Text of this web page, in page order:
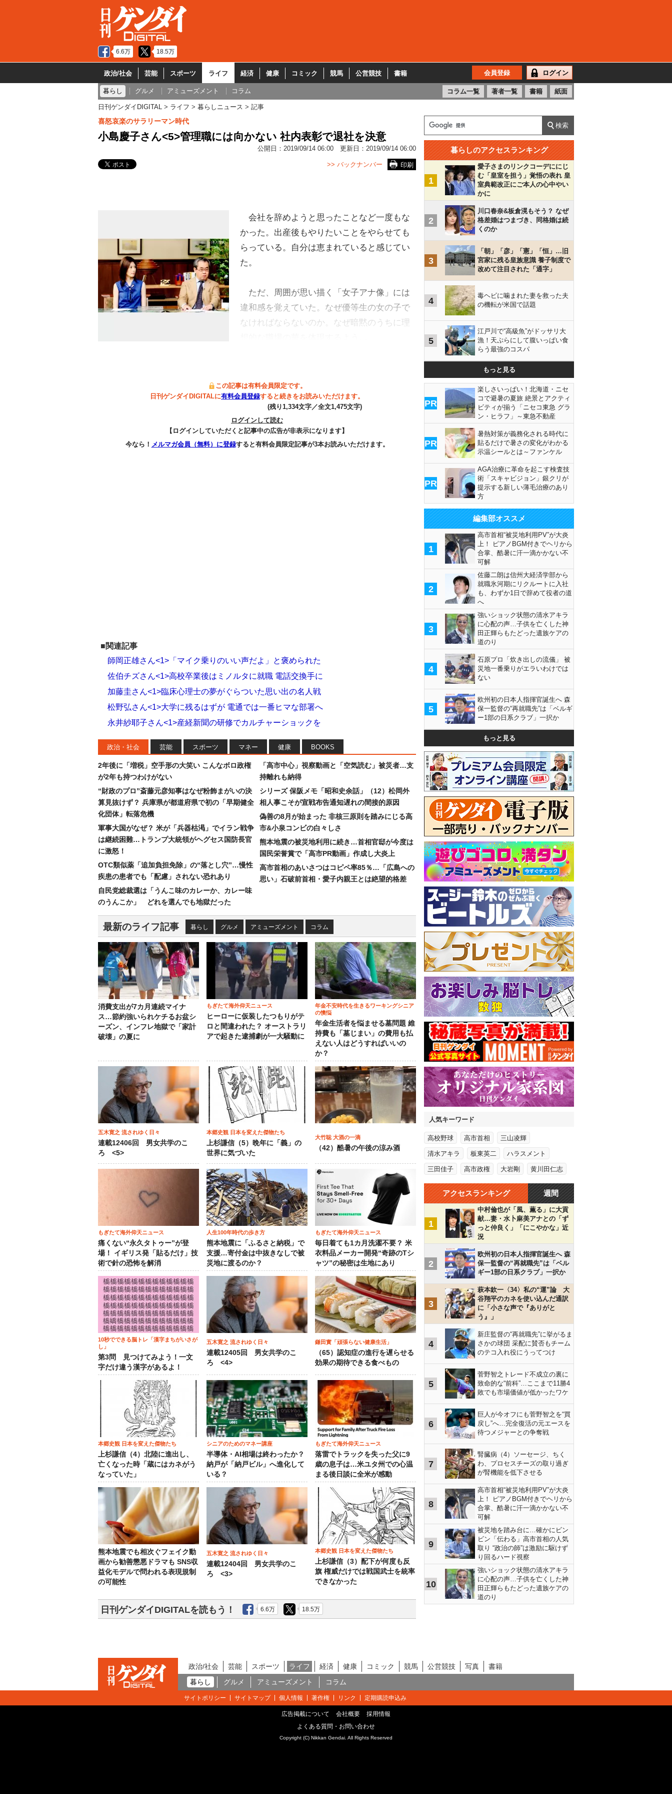
6.6万 18.5万
政治/社会 芸能 スポーツ ライフ 経済 健康 コミック 競馬 公営競技 書籍 会員登録 ログイン
暮らし グルメ アミューズメント コラム コラム一覧 著者一覧 書籍 紙面
日刊ゲンダイDIGITAL ライフ 暮らしニュース 記事
喜怒哀楽のサラリーマン時代
小島慶子さん<5>管理職には向かない 社内表彰で退社を決意
公開日： 2019/09/14 06:00 更新日： 2019/09/14 06:00
印刷
>> バックナンバー
会社を辞めようと思ったことなど一度もな
かった。出産後もやりたいことをやらせても
らっている。自分は恵まれていると感じてい
た。
ただ、周囲が思い描く「女子アナ像」には
違和感を覚えていた。なぜ優等生の女の子で
なければならないのか。なぜ暗黙のうちに理
この記事は有料会員限定です。
日刊ゲンダイDIGITALに有料会員登録すると続きをお読みいただけます。
(残り1,334文字／全文1,475文字)
ログインして読む
【ログインしていただくと記事中の広告が非表示になります】
今なら！ メルマガ会員（無料）に登録すると有料会員限定記事が3本お読みいただけます。
■関連記事
師岡正雄さん<1>「マイク乗りのいい声だよ」と褒められた
佐伯チズさん<1>高校卒業後はミノルタに就職 電話交換手に
加藤圭さん<1>臨床心理士の夢がぐらついた思い出の名人戦
松野弘さん<1>大学に残るはずが 電通では一番ヒマな部署へ
永井紗耶子さん<1>産経新聞の研修でカルチャーショックを
政治・社会 芸能 スポーツ マネー 健康 BOOKS
2年後に「増税」空手形の大笑い こんなボロ政権
が2年も持つわけがない
“財政のプロ”斎藤元彦知事はなぜ粉飾まがいの決
算見抜けず？ 兵庫県が都道府県で初の「早期健全
化団体」転落危機
軍事大国がなぜ？ 米が「兵器枯渇」でイラン戦争
は継続困難…トランプ大統領がヘグセス国防長官
に激怒！
OTC類似薬「追加負担免除」の“落とし穴”…慢性
疾患の患者でも「配慮」されない恐れあり
自民党総裁選は「うんこ味のカレーか、カレー味
のうんこか」 どれを選んでも地獄だった
「高市中心」視察動画と「空気読む」被災者…支
持離れも納得
シリーズ 保阪メモ「昭和史余話」（12）松岡外
相人事こそが宣戦布告通知遅れの間接的原因
偽善の8月が始まった 非核三原則を踏みにじる高
市&小泉コンビの白々しさ
熊本地震の被災地利用に続き…首相官邸が今度は
国民栄誉賞で「高市PR動画」作成し大炎上
高市首相のあいさつはコピペ率85％…「広島への
思い」石破前首相・愛子内親王とは絶望的格差
最新のライフ記事 暮らし グルメ アミューズメント コラム
消費支出が7カ月連続マイナ
ス…節約強いられケチるお盆シ
ーズン、インフレ地獄で「家計
破壊」の夏に
もぎたて海外仰天ニュース
ヒーローに仮装したつもりがテ
ロと間違われた？ オーストラリ
アで起きた逮捕劇が一大騒動に
年金不安時代を生きるワーキングシニア
の懊悩
年金生活者を悩ませる墓問題 維
持費も「墓じまい」の費用も払
えない人はどうすればいいの
か？
五木寛之 流されゆく日々
連載12406回 男女共学のこ
ろ <5>
本郷史観 日本を変えた傑物たち
上杉謙信（5）晩年に「義」の
世界に気づいた
大竹聡 大酒の一滴
（42）酷暑の午後の涼み酒
もぎたて海外仰天ニュース
痛くない“永久タトゥー”が登
場！ イギリス発「貼るだけ」技
術で針の恐怖を解消
人生100年時代の歩き方
熊本地震に「ふるさと納税」で
支援…寄付金は中抜きなしで被
災地に渡るのか？
もぎたて海外仰天ニュース
毎日着ても1カ月洗濯不要？ 米
衣料品メーカー開発“奇跡のTシ
ャツ”の秘密は生地にあり
10秒でできる脳トレ「漢字まちがいさが
し」
第3問 見つけてみよう！一文
字だけ違う漢字があるよ！
五木寛之 流されゆく日々
連載12405回 男女共学のこ
ろ <4>
鎌田實「頑張らない健康生活」
（65）認知症の進行を遅らせる
効果の期待できる食べもの
本郷史観 日本を変えた傑物たち
上杉謙信（4）北陸に進出し、
亡くなった時「蔵にはカネがう
なっていた」
シニアのためのマネー講座
半導体・AI相場は終わったか？
納戸が「納戸ビル」へ進化して
いる？
もぎたて海外仰天ニュース
落雷でトラックを失った父に9
歳の息子は…米ユタ州での心温
まる後日談に全米が感動
熊本地震でも相次ぐフェイク動
画から勧善懲悪ドラマも SNS収
益化モデルで問われる表現規制
の可能性
五木寛之 流されゆく日々
連載12404回 男女共学のこ
ろ <3>
本郷史観 日本を変えた傑物たち
上杉謙信（3）配下が何度も反
旗 権威だけでは戦国武士を統率
できなかった
日刊ゲンダイDIGITALを読もう！ 6.6万 18.5万
暮らしのアクセスランキング
1
愛子さまのリンクコーデににじ
む「皇室を担う」覚悟の表れ 皇
室典範改正にご本人の心中やい
かに
2
川口春奈&板倉滉もそう？ なぜ
格差婚はつまづき、同格婚は続
くのか
3
「朝」「彦」「憲」「恒」…旧
宮家に残る皇族意識 養子制度で
改めて注目された「通字」
4
毒ヘビに噛まれた妻を救った夫
の機転が米国で話題
5
江戸川で“高級魚”がドッサリ大
漁！天ぷらにして腹いっぱい食
らう最強のコスパ
もっと見る
PR
楽しさいっぱい！北海道・ニセ
コで避暑の夏旅 絶景とアクティ
ビティが揃う「ニセコ東急 グラ
ン・ヒラフ」～東急不動産
PR
暑熱対策が義務化される時代に
貼るだけで暑さの変化がわかる
示温シールとは～ファンケル
PR
AGA治療に革命を起こす検査技
術「スキャビジョン」銀クリが
提示する新しい薄毛治療のあり
方
編集部オススメ
1
高市首相“被災地利用PV”が大炎
上！ ピアノBGM付きでヘリから
合掌、酷暑に汗一滴かかない不
可解
2
佐藤二朗は信州大経済学部から
就職氷河期にリクルートに入社
も、わずか1日で辞めて役者の道
へ
3
強いショック状態の清水アキラ
に心配の声…子供を亡くした神
田正輝らもたどった遺族ケアの
道のり
4
石原プロ「炊き出しの流儀」 被
災地一番乗りがエラいわけでは
ない
5
欧州初の日本人指揮官誕生へ 森
保一監督の“再就職先”は「ベルギ
ー1部の日系クラブ」一択か
もっと見る
人気キーワード
高校野球 高市首相 三山凌輝
清水アキラ 板東英二 ハラスメント
三田佳子 高市政権 大岩剛 黄川田仁志
アクセスランキング 週間
1
中村倫也が「風、薫る」に大貢
献…妻・水卜麻美アナとの「ず
っと仲良く」「にこやかな」近
況
2
欧州初の日本人指揮官誕生へ 森
保一監督の“再就職先”は「ベル
ギー1部の日系クラブ」一択か
3
萩本欽一〈34〉私の“運”論 大
谷翔平のカネを使い込んだ通訳
に「小さな声で『ありがと
う』」
4
新庄監督の“再就職先”に挙がるま
さかの球団 采配に賛否もチーム
のテコ入れ役にうってつけ
5
菅野智之トレード不成立の裏に
致命的な“前科”…ここまで11勝4
敗でも市場価値が低かったワケ
6
巨人が今オフにも菅野智之を“買
戻し”へ…完全復活の元エースを
待つメジャーとの争奪戦
7
腎臓病（4）ソーセージ、ちく
わ、プロセスチーズの取り過ぎ
が腎機能を低下させる
8
高市首相“被災地利用PV”が大炎
上！ ピアノBGM付きでヘリから
合掌、酷暑に汗一滴かかない不
可解
9
被災地を踏み台に…確かにビン
ビン「伝わる」高市首相の人気
取り “政治の師”は激励に駆けず
り回るハード視察
10
強いショック状態の清水アキラ
に心配の声…子供を亡くした神
田正輝らもたどった遺族ケアの
道のり
政治/社会 芸能 スポーツ ライフ 経済 健康 コミック 競馬 公営競技 写真
書籍
暮らし
グルメ アミューズメント コラム
サイトポリシー サイトマップ 個人情報 著作権 リンク 定期購読申込み
広告掲載について 会社概要
採用情報
よくある質問・お問い合わせ
Copyright (C) Nikkan Gendai. All Rights Reserved